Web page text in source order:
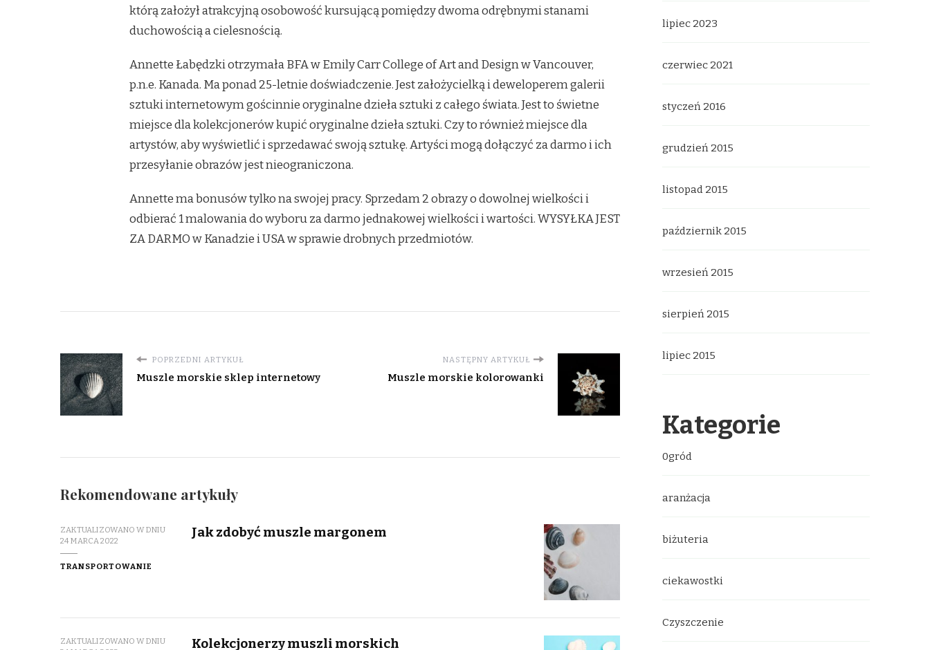
którą założył atrakcyjną osobowość kursującą pomiędzy dwoma odrębnymi stanami
duchowością a cielesnością.
Annette Łabędzki otrzymała BFA w Emily Carr College of Art and Design w Vancouver,
p.n.e. Kanada. Ma ponad 25-letnie doświadczenie. Jest założycielką i deweloperem galerii
sztuki internetowym gościnnie oryginalne dzieła sztuki z całego świata. Jest to świetne
miejsce dla kolekcjonerów kupić oryginalne dzieła sztuki. Czy to również miejsce dla
artystów, aby wyświetlić i sprzedawać swoją sztukę. Artyści mogą dołączyć za darmo i ich
przesyłanie obrazów jest nieograniczona.
Annette ma bonusów tylko na swojej pracy. Sprzedam 2 obrazy o dowolnej wielkości i
odbierać 1 malowania do wyboru za darmo jednakowej wielkości i wartości. WYSYŁKA JEST
ZA DARMO w Kanadzie i USA w sprawie drobnych przedmiotów.
POPRZEDNI ARTYKUŁ
Muszle morskie sklep internetowy
NASTĘPNY ARTYKUŁ
Muszle morskie kolorowanki
Rekomendowane artykuły
ZAKTUALIZOWANO W DNIU
24 MARCA 2022
TRANSPORTOWANIE
Jak zdobyć muszle margonem
ZAKTUALIZOWANO W DNIU
Kolekcjonerzy muszli morskich
lipiec 2023
czerwiec 2021
styczeń 2016
grudzień 2015
listopad 2015
październik 2015
wrzesień 2015
sierpień 2015
lipiec 2015
Kategorie
0gród
aranżacja
biżuteria
ciekawostki
Czyszczenie